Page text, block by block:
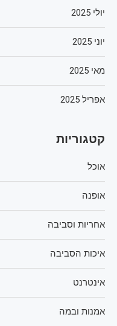
יולי 2025
יוני 2025
מאי 2025
אפריל 2025
קטגוריות
אוכל
אופנה
אחריות וסביבה
איכות הסביבה
אינטרנט
אמנות ובמה